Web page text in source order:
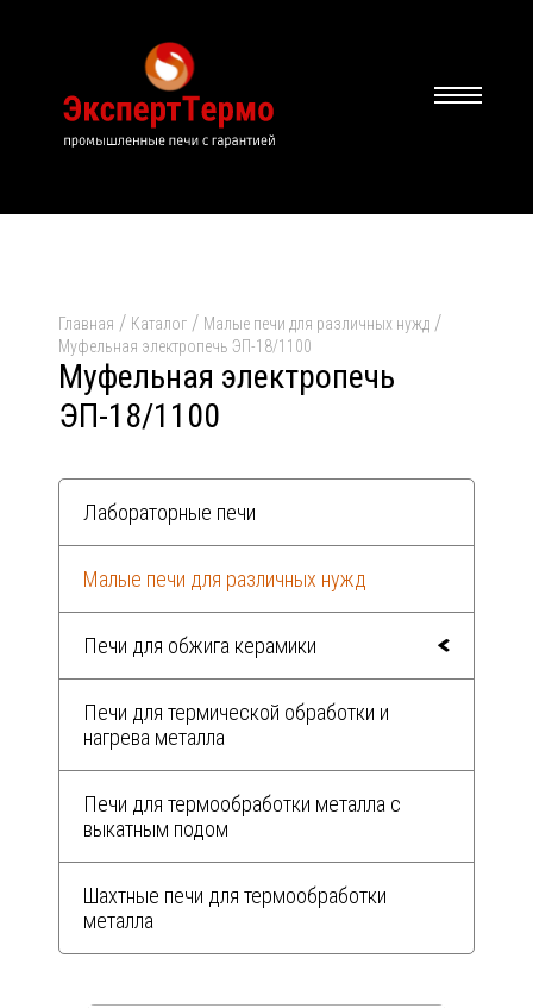
Главная / Каталог / Малые печи для различных нужд /
Муфельная электропечь ЭП-18/1100
Муфельная электропечь
ЭП-18/1100
Лабораторные печи
Малые печи для различных нужд
Печи для обжига керамики
Печи для термической обработки и
нагрева металла
Печи для термообработки металла с
выкатным подом
Шахтные печи для термообработки
металла